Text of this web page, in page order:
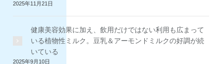
2025年11月21日
健康美容効果に加え、飲用だけではない利用も広まって
いる植物性ミルク。豆乳＆アーモンドミルクの好調が続
いている
2025年9月10日